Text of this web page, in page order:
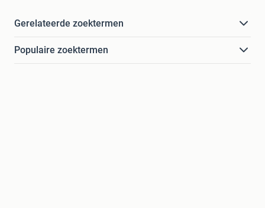
Gerelateerde zoektermen
Populaire zoektermen